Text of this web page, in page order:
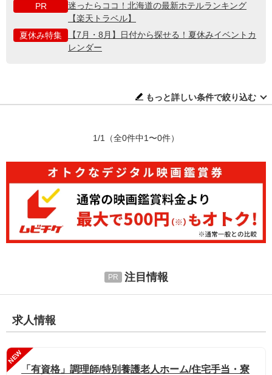
PR
迷ったらココ！北海道の最新ホテルランキング
【楽天トラベル】
夏休み特集
【7月・8月】日付から探せる！夏休みイベントカ
レンダー
もっと詳しい条件で絞り込む
1/1 （全0件中1〜0件）
注目情報
求人情報
NEW
「有資格」調理師/特別養護老人ホーム/住宅手当・寮